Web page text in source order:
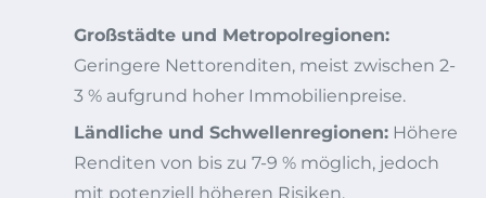
Großstädte und Metropolregionen:
Geringere Nettorenditen, meist zwischen 2-
3 % aufgrund hoher Immobilienpreise.
Ländliche und Schwellenregionen: Höhere
Renditen von bis zu 7-9 % möglich, jedoch
mit potenziell höheren Risiken.